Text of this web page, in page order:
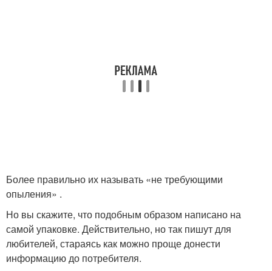
Более правильно их называть «не требующими
опыления» .
Но вы скажите, что подобным образом написано на
самой упаковке. Действительно, но так пишут для
любителей, стараясь как можно проще донести
информацию до потребителя.